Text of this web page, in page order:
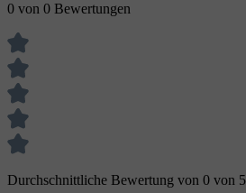
0 von 0 Bewertungen
Durchschnittliche Bewertung von 0 von